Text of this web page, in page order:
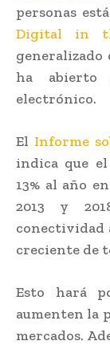
personas
Digital in
generalizado
ha abierto
electrónico.
El Informe
indica que
13% al año
2013 y
conectividad
creciente de
Esto hará
aumenten la
mercados.